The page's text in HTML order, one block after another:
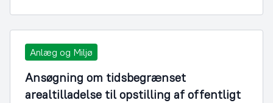
Anlæg og Miljø
Ansøgning om tidsbegrænset
arealtilladelse til opstilling af offentligt